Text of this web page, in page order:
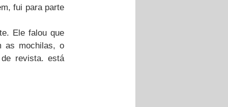
fui para parte
Ele falou que
as mochilas, o
revista. está